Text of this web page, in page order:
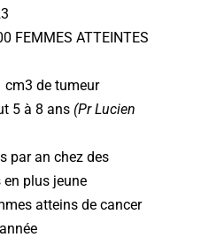
FEMMES ATTEINTES
cm3 de tumeur
5 à 8 ans (Pr Lucien
par an chez des
plus jeune
atteins de cancer